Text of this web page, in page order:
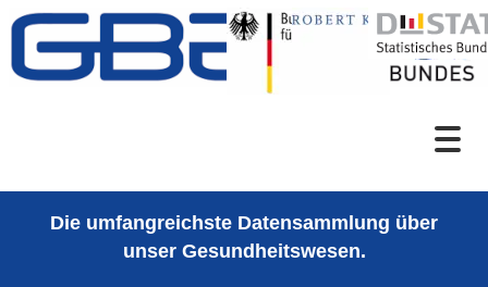
Zum Inhalt
Sprachumschaltung
Die umfangreichste Datensammlung über
unser Gesundheitswesen.